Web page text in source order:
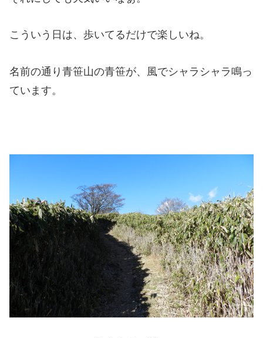
こういう日は、歩いてるだけで楽しいね。
名前の通り青笹山の青笹が、風でシャラシャラ鳴っ
ています。